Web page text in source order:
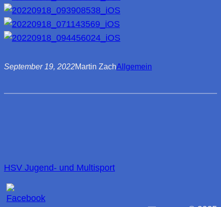
September 19, 2022Martin ZachAllgemein
HSV Jugend- und Multisport